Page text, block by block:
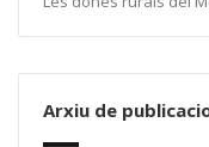
Arxiu de